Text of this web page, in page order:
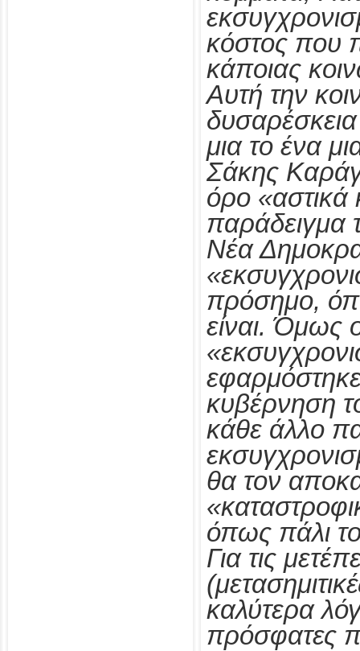
κόστος που
κάποιας
Αυτή την
μια το ένα
Σάκης
όρο «αστικά
παράδειγμα
Νέα
πρόσημο,
είναι. Όμως
κυβέρνηση
κάθε άλλο
θα τον
όπως πάλι
Για τις
καλύτερα
πρόσφατες